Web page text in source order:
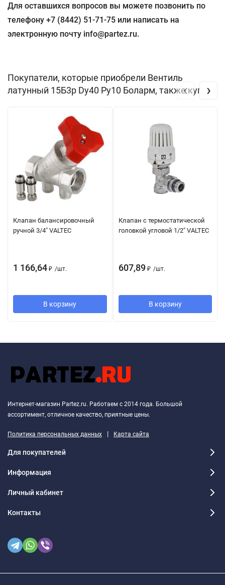
Для оставшихся вопросов вы можете позвонить по
телефону +7 (8442) 51-71-75 или написать на
электронную почту info@partez.ru.
Покупатели, которые приобрели Вентиль
латунный 15Б3р Dу40 Ру10 Боларм, также купили
Клапан балансировочный
ручной 3/4" VALTEC
1 166,64 ₽ /шт.
В корзину
Клапан с термостатической
головкой угловой 1/2" VALTEC
607,89 ₽ /шт.
В корзину
‹ ›
Интернет-магазин Partez.ru. Работаем с 2014 года. Большой
ассортимент, отличное качество, приятные цены.
Политика персональных данных | Карта сайта
Для покупателей
Информация
Личный кабинет
Контакты